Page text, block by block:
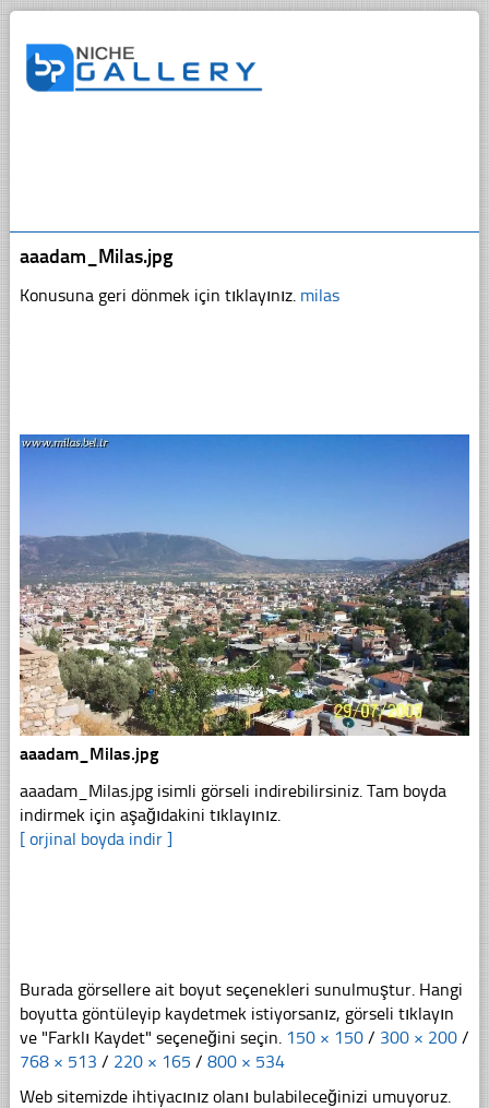
aaadam_Milas.jpg
Konusuna geri dönmek için tıklayınız. milas
aaadam_Milas.jpg
aaadam_Milas.jpg isimli görseli indirebilirsiniz. Tam boyda
indirmek için aşağıdakini tıklayınız.
[ orjinal boyda indir ]
Burada görsellere ait boyut seçenekleri sunulmuştur. Hangi
boyutta göntüleyip kaydetmek istiyorsanız, görseli tıklayın
ve "Farklı Kaydet" seçeneğini seçin. 150 × 150 / 300 × 200 /
768 × 513 / 220 × 165 / 800 × 534
Web sitemizde ihtiyacınız olanı bulabileceğinizi umuyoruz.